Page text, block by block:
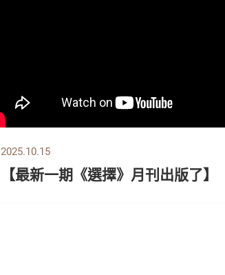
2025.10.15
【最新一期《選擇》月刊出版了】